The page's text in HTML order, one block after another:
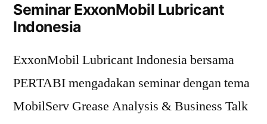
Seminar ExxonMobil Lubricant
Indonesia
ExxonMobil Lubricant Indonesia bersama
PERTABI mengadakan seminar dengan tema
MobilServ Grease Analysis & Business Talk